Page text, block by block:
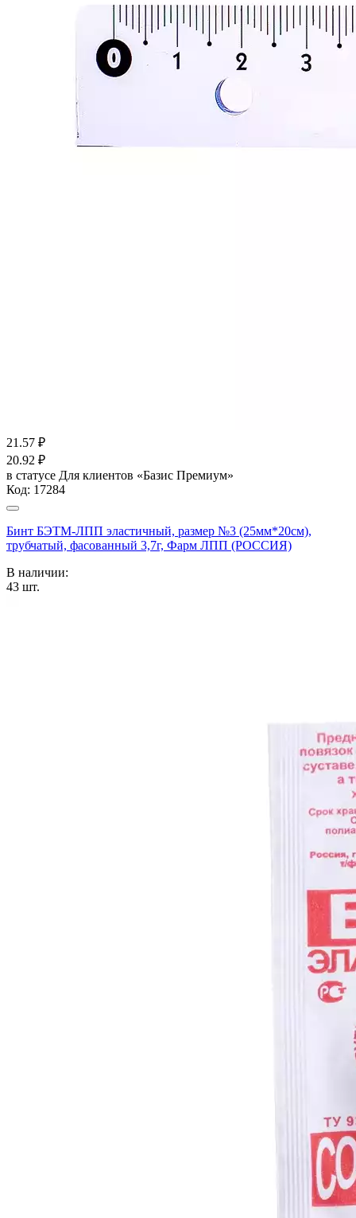
21.57 ₽
20.92 ₽
в статусе Для клиентов «Базис Премиум»
Код: 17284
Бинт БЭТМ-ЛПП эластичный, размер №3 (25мм*20см),
трубчатый, фасованный 3,7г, Фарм ЛПП (РОССИЯ)
В наличии:
43 шт.